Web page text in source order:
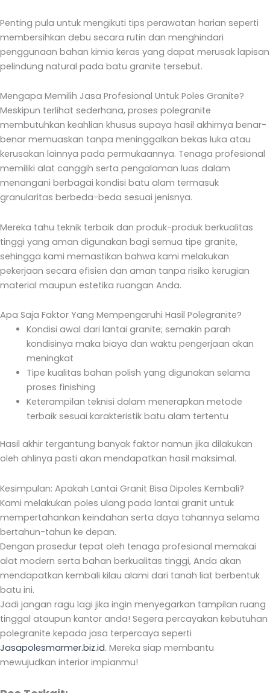
Penting pula untuk mengikuti tips perawatan harian seperti
membersihkan debu secara rutin dan menghindari
penggunaan bahan kimia keras yang dapat merusak lapisan
pelindung natural pada batu granite tersebut.
Mengapa Memilih Jasa Profesional Untuk Poles Granite?
Meskipun terlihat sederhana, proses polegranite
membutuhkan keahlian khusus supaya hasil akhirnya benar-
benar memuaskan tanpa meninggalkan bekas luka atau
kerusakan lainnya pada permukaannya. Tenaga profesional
memiliki alat canggih serta pengalaman luas dalam
menangani berbagai kondisi batu alam termasuk
granularitas berbeda-beda sesuai jenisnya.
Mereka tahu teknik terbaik dan produk-produk berkualitas
tinggi yang aman digunakan bagi semua tipe granite,
sehingga kami memastikan bahwa kami melakukan
pekerjaan secara efisien dan aman tanpa risiko kerugian
material maupun estetika ruangan Anda.
Apa Saja Faktor Yang Mempengaruhi Hasil Polegranite?
Kondisi awal dari lantai granite; semakin parah
kondisinya maka biaya dan waktu pengerjaan akan
meningkat
Tipe kualitas bahan polish yang digunakan selama
proses finishing
Keterampilan teknisi dalam menerapkan metode
terbaik sesuai karakteristik batu alam tertentu
Hasil akhir tergantung banyak faktor namun jika dilakukan
oleh ahlinya pasti akan mendapatkan hasil maksimal.
Kesimpulan: Apakah Lantai Granit Bisa Dipoles Kembali?
Kami melakukan poles ulang pada lantai granit untuk
mempertahankan keindahan serta daya tahannya selama
bertahun-tahun ke depan.
Dengan prosedur tepat oleh tenaga profesional memakai
alat modern serta bahan berkualitas tinggi, Anda akan
mendapatkan kembali kilau alami dari tanah liat berbentuk
batu ini.
Jadi jangan ragu lagi jika ingin menyegarkan tampilan ruang
tinggal ataupun kantor anda! Segera percayakan kebutuhan
polegranite kepada jasa terpercaya seperti
Jasapolesmarmer.biz.id. Mereka siap membantu
mewujudkan interior impianmu!